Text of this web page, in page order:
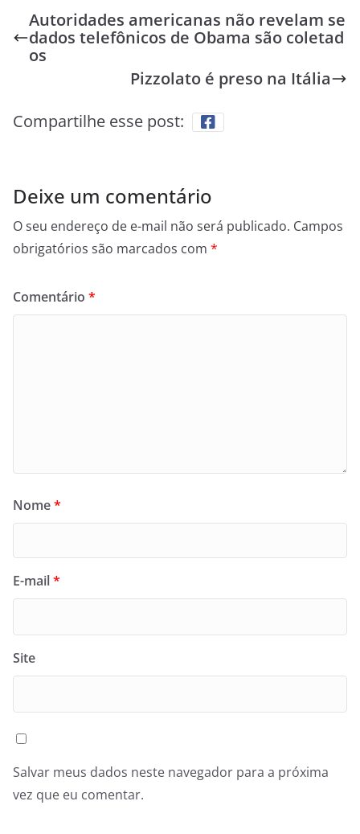
Autoridades americanas não revelam se
dados telefônicos de Obama são coletad
os
Pizzolato é preso na Itália
Compartilhe esse post:
Deixe um comentário
O seu endereço de e-mail não será publicado. Campos
obrigatórios são marcados com *
Comentário *
Nome*
E-mail*
Site
Salvar meus dados neste navegador para a próxima
vez que eu comentar.